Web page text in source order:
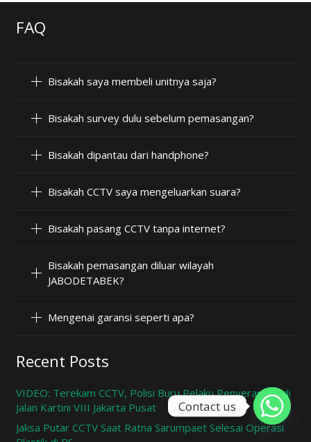
FAQ
Bisakah saya membeli unitnya saja?
Bisakah survey dulu sebelum pemasangan?
Bisakah dipantau dari handphone?
Bisakah CCTV saya mengeluarkan suara?
Bisakah pasang CCTV tanpa internet?
Bisakah pemasangan diluar wilayah
JABODETABEK?
Mengenai garansi seperti apa?
Recent Posts
VIDEO: Terekam CCTV, Polisi Buru Pelaku Penyerangan di
Jalan Kartini VIII Jakarta Pusat
Jaksa Putar CCTV Saat Ratna Sarumpaet Selesai Operasi
Contact us